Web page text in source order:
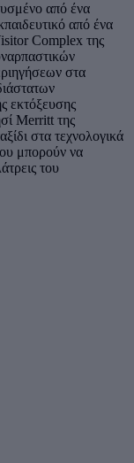
από ένα
από ένα
Complex της
στα
εκτόξευσης
Merritt της
στα τεχνολογικά
μπορούν να
του